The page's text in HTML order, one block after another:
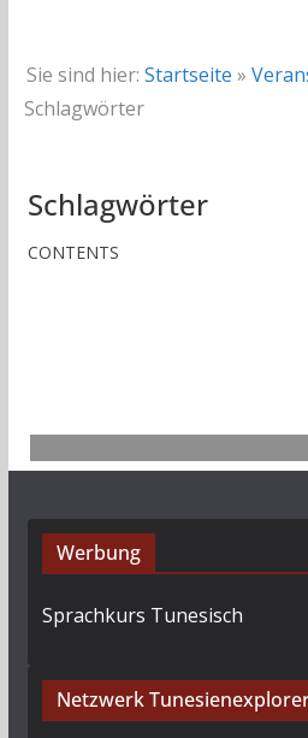
Sie sind hier: Startseite »
Schlagwörter
Schlagwörter
CONTENTS
Werbung
Sprachkurs Tunesisch
Netzwerk